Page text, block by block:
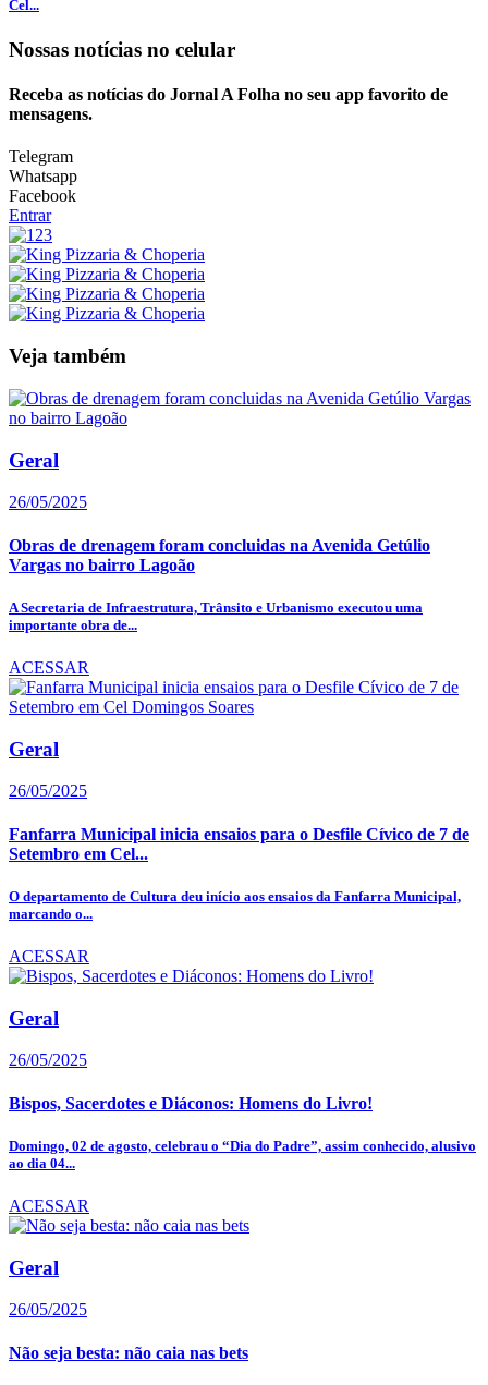
Cel...
Nossas notícias no celular
Receba as notícias do Jornal A Folha no seu app favorito de
mensagens.
Telegram
Whatsapp
Facebook
Entrar
Veja também
Geral
26/05/2025
Obras de drenagem foram concluidas na Avenida Getúlio
Vargas no bairro Lagoão
A Secretaria de Infraestrutura, Trânsito e Urbanismo executou uma
importante obra de...
ACESSAR
Geral
26/05/2025
Fanfarra Municipal inicia ensaios para o Desfile Cívico de 7 de
Setembro em Cel...
O departamento de Cultura deu início aos ensaios da Fanfarra Municipal,
marcando o...
ACESSAR
Geral
26/05/2025
Bispos, Sacerdotes e Diáconos: Homens do Livro!
Domingo, 02 de agosto, celebrau o “Dia do Padre”, assim conhecido, alusivo
ao dia 04...
ACESSAR
Geral
26/05/2025
Não seja besta: não caia nas bets